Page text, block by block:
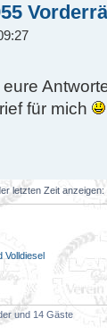
für mich
letzten Zeit anzeigen:
und 14 Gäste